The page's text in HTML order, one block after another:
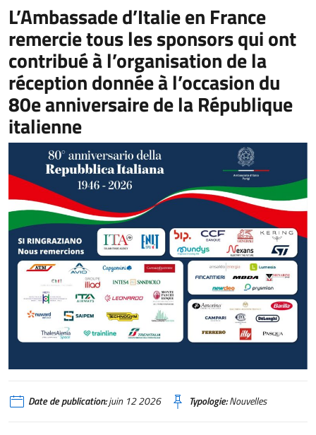
L’Ambassade d’Italie en France
remercie tous les sponsors qui ont
contribué à l’organisation de la
réception donnée à l’occasion du
80e anniversaire de la République
italienne
Date de publication:juin 12 2026 Typologie:Nouvelles